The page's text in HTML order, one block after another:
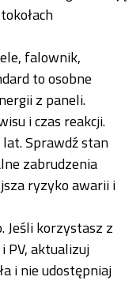
falownik,
to osobne
z paneli.
i czas reakcji.
Sprawdź stan
zabrudzenia
ryzyko awarii i
Jeśli korzystasz z
PV, aktualizuj
i nie udostępniaj